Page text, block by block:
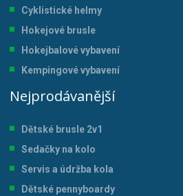
Cyklistické helmy
Hokejové brusle
Hokejbalové vybavení
Kempingové vybavení
Nejprodávanější
Dětské brusle 2v1
Sedačky na kolo
Servis a údržba kola
Dětské pennyboardy